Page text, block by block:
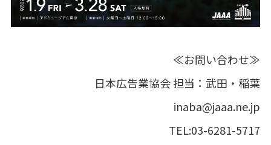
≪お問い合わせ≫
日本広告業協会 担当：武田・稲葉
inaba@jaaa.ne.jp
TEL:03-6281-5717